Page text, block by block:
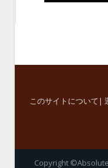
このサイトについて|
Copyright